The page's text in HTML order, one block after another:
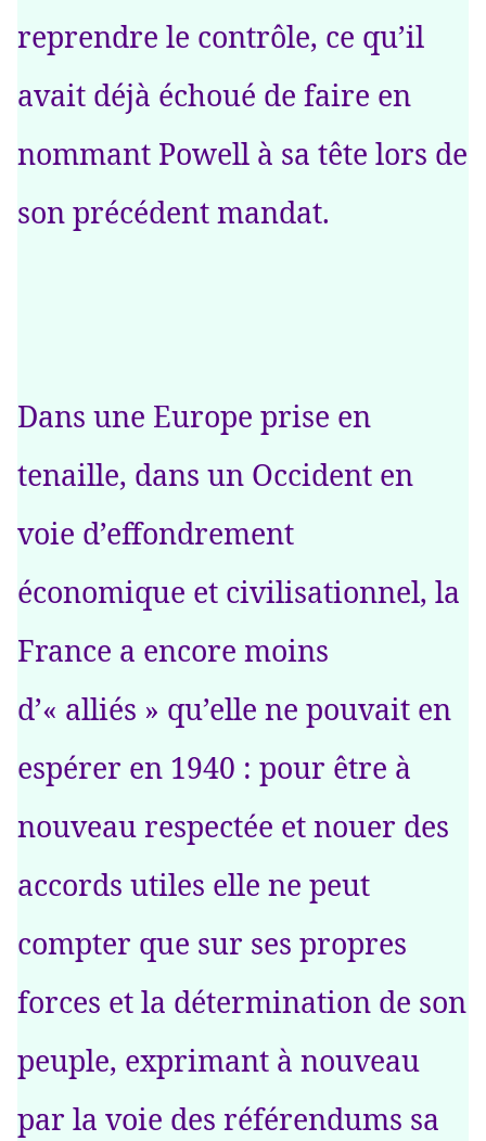
reprendre le contrôle, ce qu’il
avait déjà échoué de faire en
nommant Powell à sa tête lors de
son précédent mandat.
Dans une Europe prise en
tenaille, dans un Occident en
voie d’effondrement
économique et civilisationnel, la
France a encore moins
d’« alliés » qu’elle ne pouvait en
espérer en 1940 : pour être à
nouveau respectée et nouer des
accords utiles elle ne peut
compter que sur ses propres
forces et la détermination de son
peuple, exprimant à nouveau
par la voie des référendums sa